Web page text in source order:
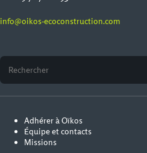
info@oikos-ecoconstruction.com
Adhérer à Oïkos
Équipe et contacts
Missions